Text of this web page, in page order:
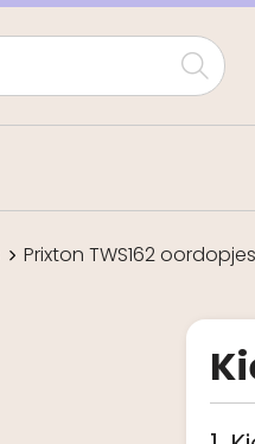
Prixton TWS162 oordopjes